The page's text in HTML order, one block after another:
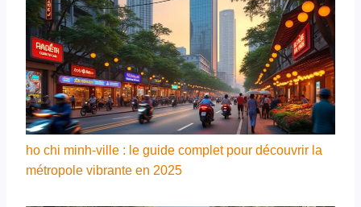
ho chi minh-ville : le guide complet pour découvrir la
métropole vibrante en 2025